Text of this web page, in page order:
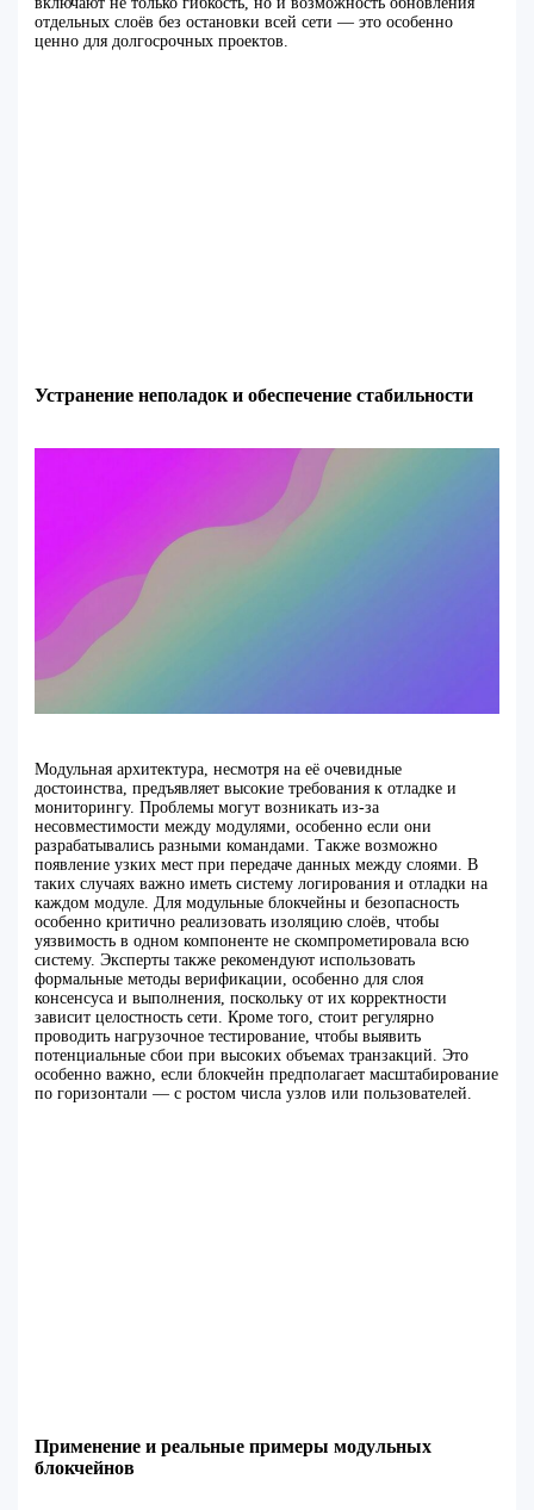
отдельных слоёв без остановки всей сети — это особенно
ценно для долгосрочных проектов.
Устранение неполадок и обеспечение стабильности
Модульная архитектура, несмотря на её очевидные
достоинства, предъявляет высокие требования к отладке и
мониторингу. Проблемы могут возникать из-за
несовместимости между модулями, особенно если они
разрабатывались разными командами. Также возможно
появление узких мест при передаче данных между слоями. В
таких случаях важно иметь систему логирования и отладки на
каждом модуле. Для модульные блокчейны и безопасность
особенно критично реализовать изоляцию слоёв, чтобы
уязвимость в одном компоненте не скомпрометировала всю
систему. Эксперты также рекомендуют использовать
формальные методы верификации, особенно для слоя
консенсуса и выполнения, поскольку от их корректности
зависит целостность сети. Кроме того, стоит регулярно
проводить нагрузочное тестирование, чтобы выявить
потенциальные сбои при высоких объемах транзакций. Это
особенно важно, если блокчейн предполагает масштабирование
по горизонтали — с ростом числа узлов или пользователей.
Применение и реальные примеры модульных
блокчейнов